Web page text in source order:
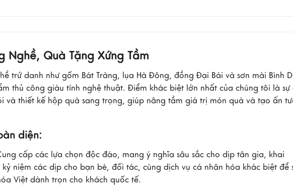
Nghề, Quà Tặng Xứng Tầm
trứ danh như gốm Bát Tràng, lụa Hà Đông, đồng Đại Bái và sơn mài Bình
thủ công giàu tính nghệ thuật. Điểm khác biệt lớn nhất của chúng tôi là sự
và thiết kế hộp quà sang trọng, giúp nâng tầm giá trị món quà và tạo ấn
diện:
cấp các lựa chọn độc đáo, mang ý nghĩa sâu sắc cho dịp tân gia, khai
niệm các dịp cho bạn bè, đối tác, cùng dịch vụ cá nhân hóa khác biệt để
Việt dành trọn cho khách quốc tế.